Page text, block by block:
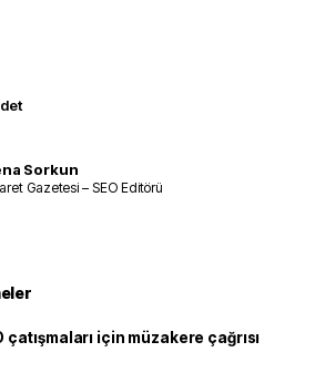
Sorkun
Gazetesi – SEO Editörü
çatışmaları için müzakere çağrısı